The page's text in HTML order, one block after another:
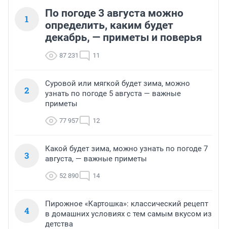
1
По погоде 3 августа можно
определить, каким будет
декабрь, — приметы и поверья
87 231 11
2
Суровой или мягкой будет зима, можно
узнать по погоде 5 августа — важные
приметы
77 957 12
3
Какой будет зима, можно узнать по погоде 7
августа, — важные приметы
52 890 14
4
Пирожное «Картошка»: классический рецепт
в домашних условиях с тем самым вкусом из
детства